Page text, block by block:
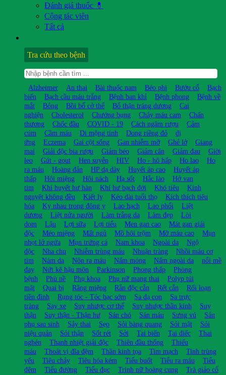
Đánh giá thuốc 💊
Cộng tác viên
Tất cả
Tra cứu theo bệnh
Alzheimer An thai Bài thuốc nam Béo phì Bướu cổ
Bạch
biến
Bạch cầu máu trắng Bệnh ban khỉ Bệnh phong
Bệnh về
mắt
Bỏng Bồi bổ cở thể Bổ thận tráng dương
Cai
nghiện
Cholesterol Chướng bụng Chảy máu cam
Chấn
thương
Chốc đầu COVID - 19 Cách ngâm rượu
Cảm
cúm
Cầm máu Di mộng tinh Dong riềng đỏ
dị
ứng
Eczema Gai cột sống Gan nhiễm mỡ Ghẻ lở
Giang
mai
Giải độc bia rượu Giảm béo Giảm cân Giảm đau
Giời
leo
Gút - gout Hen suyễn HIV Ho - hô hấp Ho lao
Ho
ra máu
Hoàng đản HP dạ dày Huyết áp cao
Huyết áp
thấp
Hôi miệng Hôi nách Hạ sốt Hắc lào
Hở van
tim
Khí huyết hư hàn Khí hư bạch đới Khó tiêu
Kinh
nguyệt không đều
Kiết lỵ Kéo dài tuổi thọ
Kích thích tiêu
hóa
Kỵ nhau trong đông y Lao hạch Lao phổi
Liệt
dương
Liệt nửa người Làm trắng da Làm đẹp
Lòi
dom
Lậu Lợi sữa Lợi tiểu Men gan cao
Mát gan giải
độc
Méo miệng Mất ngủ Mồ hôi trộm Mỡ máu cao
Mụn
nhọt lở ngứa
Mụn trứng cá Nam khoa Ngoài da
Ngộ
độc
Nha chu Nhiễm trùng máu Nhuận tràng
Nhồi máu cơ
tim
Nám da Nôn ra máu Nấm móng Nấm ngoài da
nổi mề
đay
Nứt kẽ hậu môn Parkinson Phong thấp
Phòng
bệnh
Phù nề Phụ khoa Phụ nữ mang thai
Polyp túi
mật
Quai bị Răng miệng Rắn độc cắn Rết cắn
Rối loạn
tiền đình
Rụng tóc - Tóc bạc sớm Sa dạ con
Sa trực
tràng
Say xe Suy nhược cơ thể Suy nhược thần kinh
Suy
thận
Suy thận - Thận hư Sán chó Sán máu Sưng vú
Sản
phụ sau sinh
Sảy thai Sẹo Sỏi bàng quang Sỏi mật
Sỏi
niệu quản
Sỏi thận Sốt rét Sởi Tai biến Tai điếc
Thai
nghén
Thanh nhiệt giải độc Thiên đầu thống
Thiếu
máu
Thoát vị đĩa đệm Thần kinh tọa Tim mạch
Tinh trùng
yếu
Tiêu chảy Tiêu hóa kém Tiểu buốt Tiểu ra máu
Tiểu
đêm
Tiểu đường Tiểu đục Trinh nữ hoàng cung
Trà giảo cổ